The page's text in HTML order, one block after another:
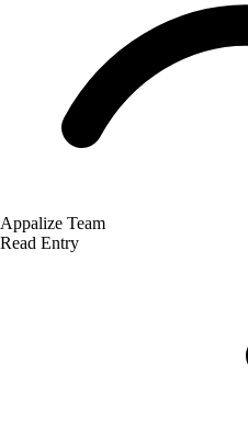
Appalize Team
Read Entry